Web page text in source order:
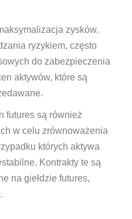
zysków.
ryzykiem, często
do zabezpieczenia
aktywów, które są
futures są również
w celu zrównoważenia
których aktywa
Kontrakty te są
na giełdzie futures,